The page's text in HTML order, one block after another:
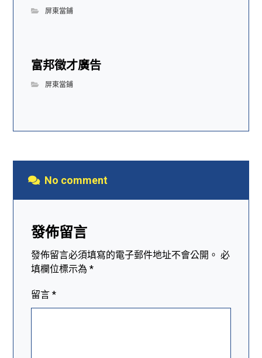
屏東當鋪
富邦徵才廣告
屏東當鋪
No comment
發佈留言
發佈留言必須填寫的電子郵件地址不會公開。 必
填欄位標示為*
留言*